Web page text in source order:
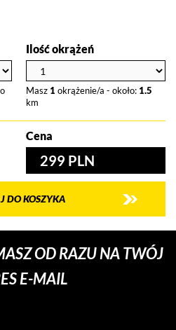
Ilość okrążeń
Masz 1 okrążenie/a - około: 1.5
km
Cena
299 PLN
DO KOSZYKA
OD RAZU NA TWÓJ
E-MAIL